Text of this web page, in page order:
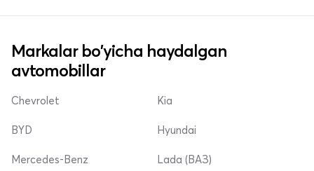
Markalar bo'yicha haydalgan
avtomobillar
Chevrolet
BYD
Mercedes-Benz
Kia
Hyundai
Lada (ВАЗ)